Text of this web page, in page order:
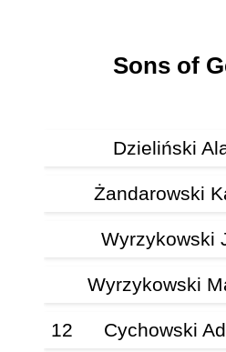
Sons of
Dzieliński
Żandarowski
Wyrzykowski
Wyrzykowski
12 Cychowski